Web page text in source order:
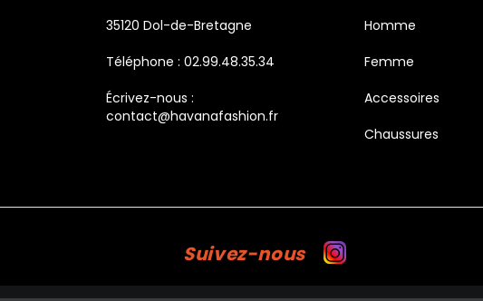
35120 Dol-de-Bretagne
Téléphone : 02.99.48.35.34
Écrivez-nous :
contact@havanafashion.fr
Homme
Femme
Accessoires
Chaussures
Suivez-nous